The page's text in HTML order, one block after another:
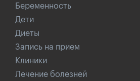
Беременность
Дети
Диеты
Запись на прием
Клиники
Лечение болезней